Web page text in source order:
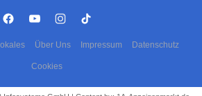
Über Uns Impressum Datenschutz
Cookies